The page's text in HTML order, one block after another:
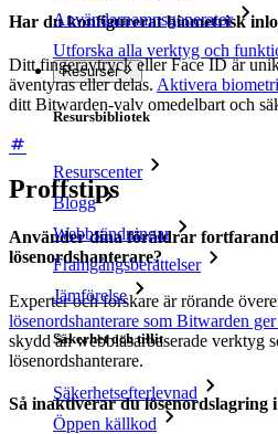
Användarnamnsgenerator
Utforska alla verktyg och
Resurser
Resursbibliotek
Resurscenter
Blogg
Webbsändningar
Framgångsberättelser
Jämförelse
Säkerhet och tillit
Säkerhetsefterlevnad
Öppen källkod
Har du konfigurerat biometrisk
Ditt fingeravtryck eller Face ID är
äventyras eller delas. Aktivera
ditt Bitwarden-valv omedelbart och
Proffstips
Använder dina föräldrar
lösenordshanterare?
Experter och forskare är rörande
lösenordshanterare som Bitwarden
skydd än webbläsarbaserade verktyg
lösenordshanterare.
Så inaktiverar du lösenordslagring